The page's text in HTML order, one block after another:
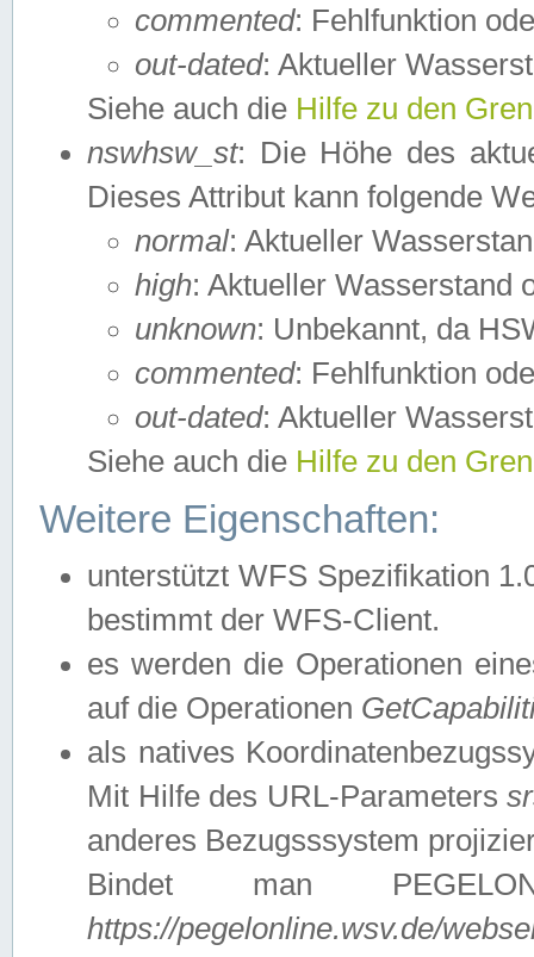
commented: Fehlfunktion
out-dated: Aktueller
Siehe auch die Hilfe zu den
nswhsw_st: Die Höhe des
Dieses Attribut kann folgende
normal: Aktueller
high: Aktueller Wasserstand
unknown: Unbekannt, da
commented: Fehlfunktion
out-dated: Aktueller
Siehe auch die Hilfe zu den
Weitere Eigenschaften:
unterstützt WFS Spezifikation
bestimmt der WFS-Client.
es werden die Operationen
auf die Operationen
als natives
Mit Hilfe des URL-Parameters
anderes Bezugsssystem
Bindet man
https://pegelonline.wsv.de/